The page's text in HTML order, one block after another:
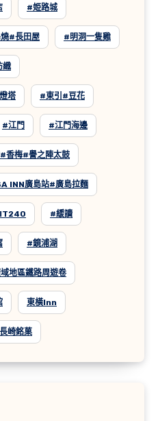
#姫路城
#長田屋 #明洞一隻雞
織
塔 #東引#豆花
#江門 #江門海邊
香梅#譽之陣太鼓
INN廣島站#廣島拉麵
#緩讀
#鏡浦湖
地區鐵路周遊卷
東橫inn
崎銘菓